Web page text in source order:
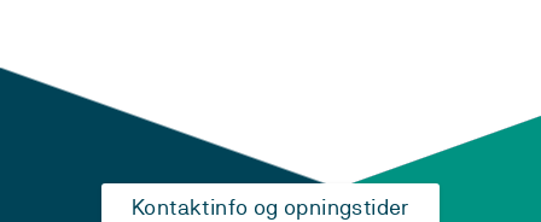
Kontaktinfo og opningstider